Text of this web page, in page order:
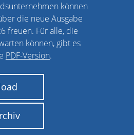
können
die neue Ausgabe
freuen. Für alle, die
können, gibt es
PDF-Version.